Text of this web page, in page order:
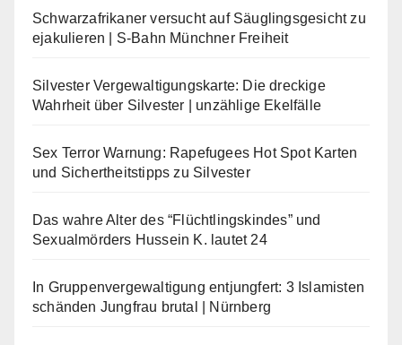
Schwarzafrikaner versucht auf Säuglingsgesicht zu
ejakulieren | S-Bahn Münchner Freiheit
Silvester Vergewaltigungskarte: Die dreckige
Wahrheit über Silvester | unzählige Ekelfälle
Sex Terror Warnung: Rapefugees Hot Spot Karten
und Sichertheitstipps zu Silvester
Das wahre Alter des “Flüchtlingskindes” und
Sexualmörders Hussein K. lautet 24
In Gruppenvergewaltigung entjungfert: 3 Islamisten
schänden Jungfrau brutal | Nürnberg